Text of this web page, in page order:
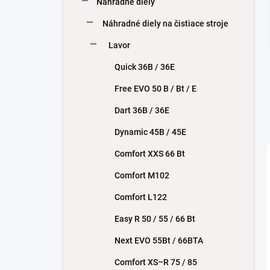
Náhradné diely na čistiace stroje
Lavor
Quick 36B / 36E
Free EVO 50 B / Bt / E
Dart 36B / 36E
Dynamic 45B / 45E
Comfort XXS 66 Bt
Comfort M102
Comfort L122
Easy R 50 / 55 / 66 Bt
Next EVO 55Bt / 66BTA
Comfort XS–R 75 / 85